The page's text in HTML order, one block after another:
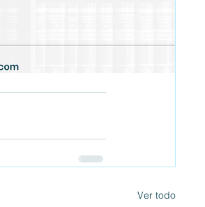
Ver todo